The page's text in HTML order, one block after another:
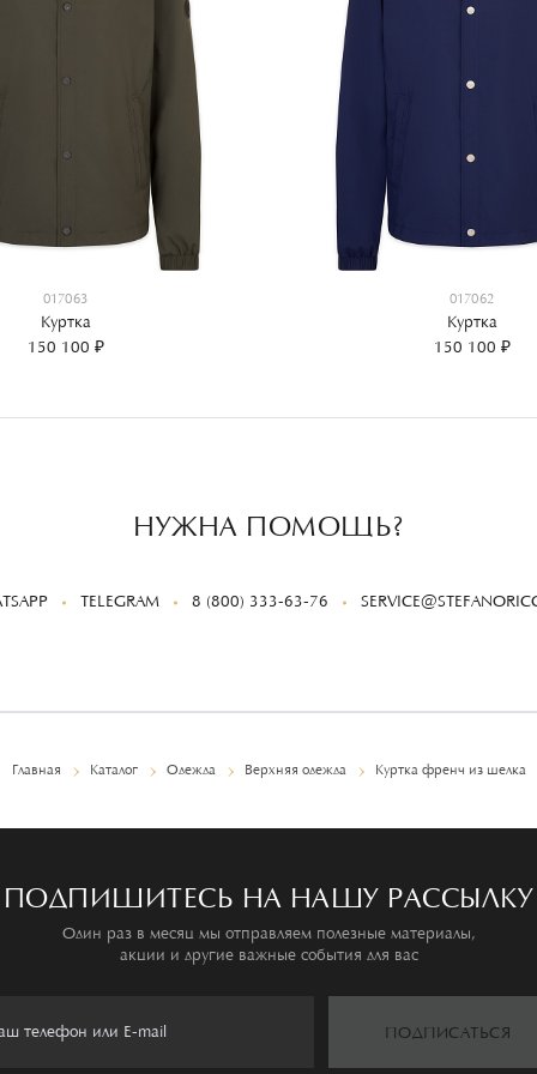
017063
Куртка
150 100 ₽
017062
Куртка
150 100 ₽
НУЖНА ПОМОЩЬ?
TELEGRAM 8 (800) 333-63-76
Главная Каталог Одежда Верхняя одежда Куртка френч из шелка
ПОДПИШИТЕСЬ НА НАШУ РАССЫЛКУ
Один раз в месяц мы отправляем полезные материалы,
акции и другие важные события для вас
ПОДПИСАТЬСЯ